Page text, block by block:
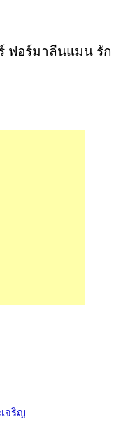
ฟอร์มาลีนแมน รัก
จริญ